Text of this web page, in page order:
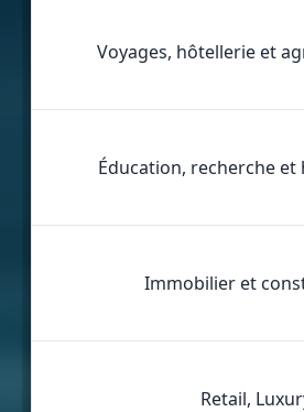
Voyages, hôtellerie et
Éducation, recherche et
Immobilier et
Retail,